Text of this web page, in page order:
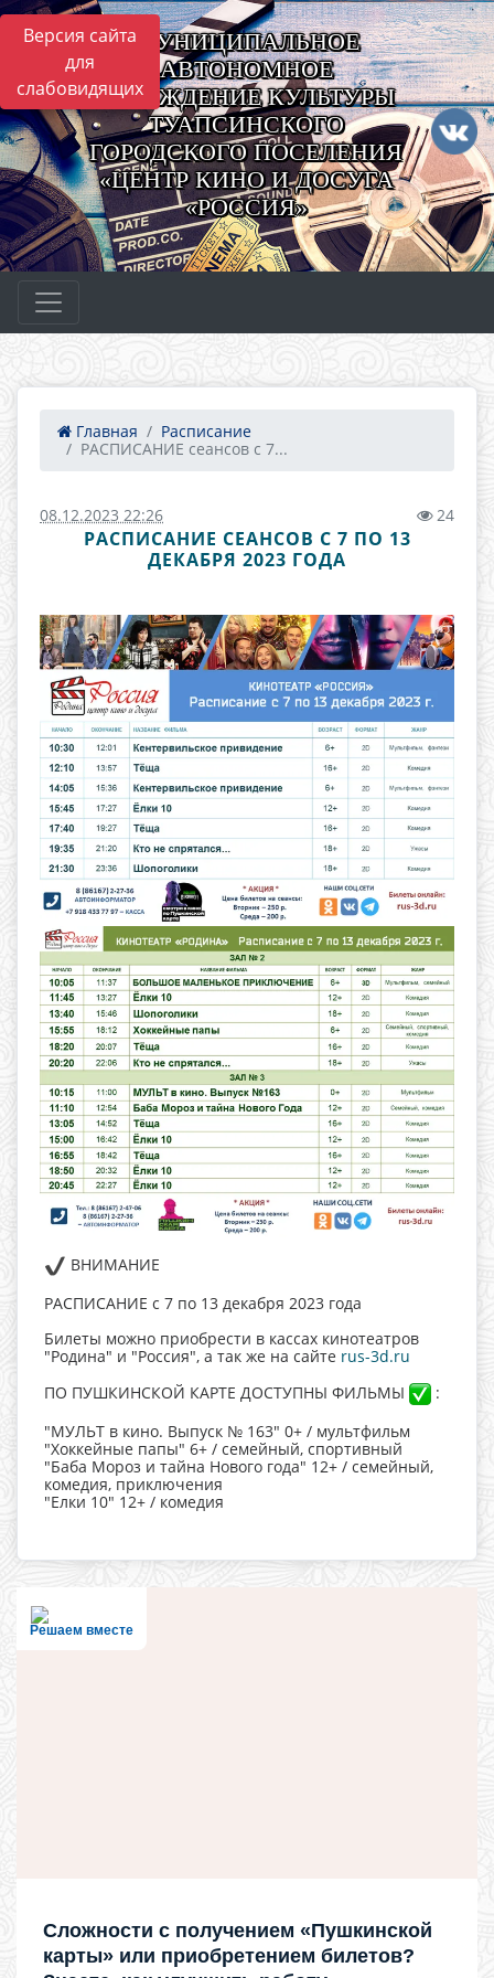
Версия сайта
для
слабовидящих
МУНИЦИПАЛЬНОЕ
АВТОНОМНОЕ
УЧРЕЖДЕНИЕ КУЛЬТУРЫ
ТУАПСИНСКОГО
ГОРОДСКОГО ПОСЕЛЕНИЯ
«ЦЕНТР КИНО И ДОСУГА
«РОССИЯ»
Главная
Расписание
РАСПИСАНИЕ сеансов с 7...
08.12.2023 22:26 24
РАСПИСАНИЕ СЕАНСОВ С 7 ПО 13
ДЕКАБРЯ 2023 ГОДА
ВНИМАНИЕ
РАСПИСАНИЕ с 7 по 13 декабря 2023 года
Билеты можно приобрести в кассах кинотеатров
"Родина" и "Россия", а так же на сайте rus-3d.ru
ПО ПУШКИНСКОЙ КАРТЕ ДОСТУПНЫ ФИЛЬМЫ
:
"МУЛЬТ в кино. Выпуск № 163" 0+ / мультфильм
"Хоккейные папы" 6+ / семейный, спортивный
"Баба Мороз и тайна Нового года" 12+ / семейный,
комедия, приключения
"Елки 10" 12+ / комедия
Решаем вместе
Сложности с получением «Пушкинской
карты» или приобретением билетов?